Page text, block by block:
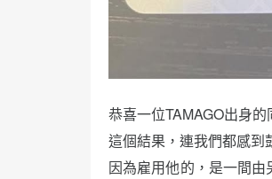
恭喜一位TAMAGO出身
這個結果，連我們都感到
因為雇用他的，是一間